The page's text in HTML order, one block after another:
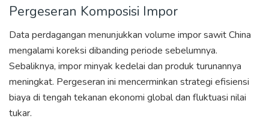
Pergeseran Komposisi Impor
Data perdagangan menunjukkan volume impor sawit China
mengalami koreksi dibanding periode sebelumnya.
Sebaliknya, impor minyak kedelai dan produk turunannya
meningkat. Pergeseran ini mencerminkan strategi efisiensi
biaya di tengah tekanan ekonomi global dan fluktuasi nilai
tukar.